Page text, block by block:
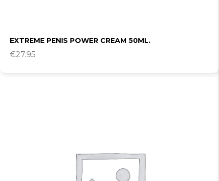
EXTREME PENIS POWER CREAM 50ML.
€27.95